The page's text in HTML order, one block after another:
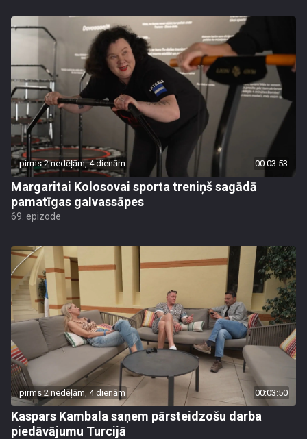
pirms 2 nedēļām, 4 dienām 00:03:53
Margaritai Kolosovai sporta treniņš sagādā
pamatīgas galvassāpes
69. epizode
pirms 2 nedēļām, 4 dienām 00:03:50
Kaspars Kambala saņem pārsteidzošu darba
piedāvājumu Turcijā